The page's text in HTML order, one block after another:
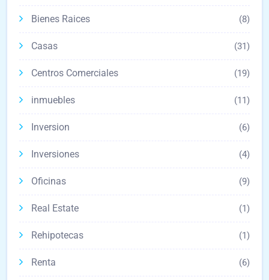
Bienes Raices (8)
Casas (31)
Centros Comerciales (19)
inmuebles (11)
Inversion (6)
Inversiones (4)
Oficinas (9)
Real Estate (1)
Rehipotecas (1)
Renta (6)